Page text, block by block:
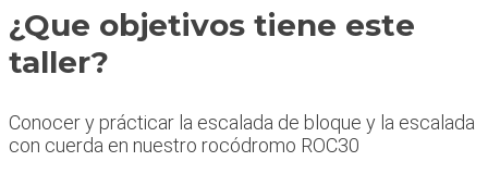
¿Que objetivos tiene este
taller?
Conocer y prácticar la escalada de bloque y la escalada
con cuerda en nuestro rocódromo ROC30